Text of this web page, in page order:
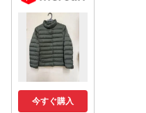
今すぐ購入